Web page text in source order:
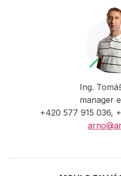
Ing.
manager
+420 577 915 036,